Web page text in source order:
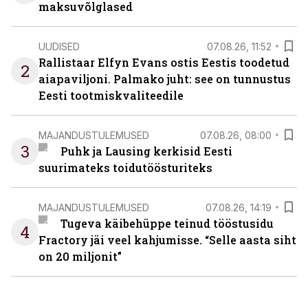
maksuvõlglased
2
UUDISED 07.08.26, 11:52
Rallistaar Elfyn Evans ostis Eestis toodetud
aiapaviljoni. Palmako juht: see on tunnustus
Eesti tootmiskvaliteedile
3
MAJANDUSTULEMUSED 07.08.26, 08:00
Puhk ja Lausing kerkisid Eesti
suurimateks toidutöösturiteks
4
MAJANDUSTULEMUSED 07.08.26, 14:19
Tugeva käibehüppe teinud tööstusidu
Fractory jäi veel kahjumisse. “Selle aasta siht
on 20 miljonit”